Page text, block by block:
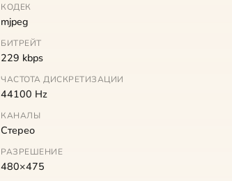
КОДЕК
mjpeg
БИТРЕЙТ
229 kbps
ЧАСТОТА ДИСКРЕТИЗАЦИИ
44100 Hz
КАНАЛЫ
Стерео
РАЗРЕШЕНИЕ
480×475